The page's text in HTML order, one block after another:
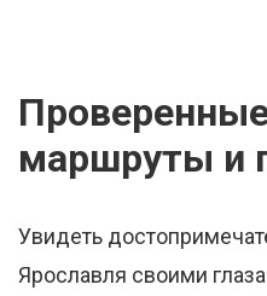
маршруты и
Увидеть
Ярославля своими